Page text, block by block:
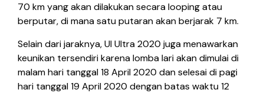
70 km yang akan dilakukan secara looping atau
berputar, di mana satu putaran akan berjarak 7 km.
Selain dari jaraknya, UI Ultra 2020 juga menawarkan
keunikan tersendiri karena lomba lari akan dimulai di
malam hari tanggal 18 April 2020 dan selesai di pagi
hari tanggal 19 April 2020 dengan batas waktu 12